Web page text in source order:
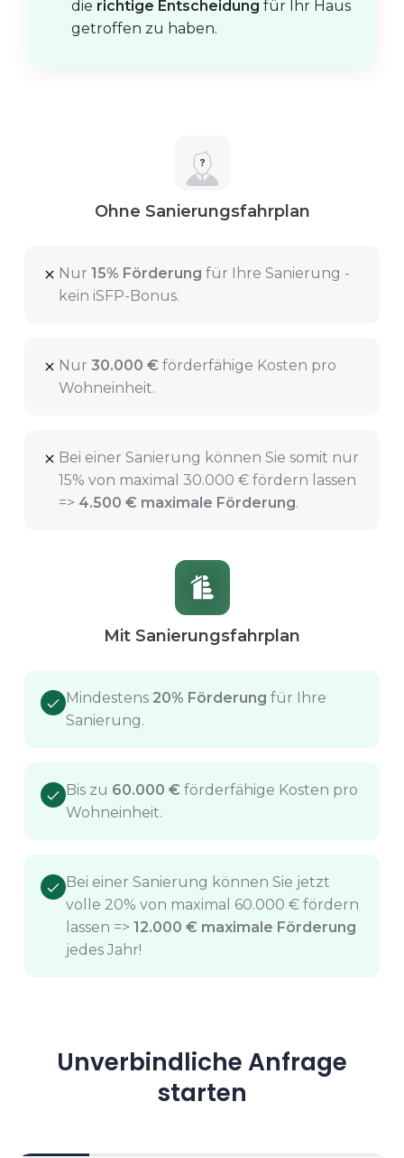
die richtige Entscheidung für Ihr Haus
getroffen zu haben.
Ohne Sanierungsfahrplan
Nur 15% Förderung für Ihre Sanierung -
kein iSFP-Bonus.
Nur 30.000 € förderfähige Kosten pro
Wohneinheit.
Bei einer Sanierung können Sie somit nur
15% von maximal 30.000 € fördern lassen
=> 4.500 € maximale Förderung.
Mit Sanierungsfahrplan
Mindestens 20% Förderung für Ihre
Sanierung.
Bis zu 60.000 € förderfähige Kosten pro
Wohneinheit.
Bei einer Sanierung können Sie jetzt
volle 20% von maximal 60.000 € fördern
lassen => 12.000 € maximale Förderung
jedes Jahr!
Unverbindliche Anfrage
starten